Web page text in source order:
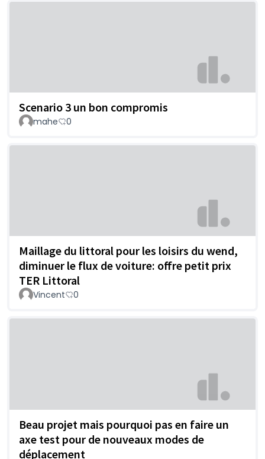
Scenario 3 un bon compromis
mahe 0
Maillage du littoral pour les loisirs du wend,
diminuer le flux de voiture: offre petit prix
TER Littoral
Vincent 0
Beau projet mais pourquoi pas en faire un
axe test pour de nouveaux modes de
déplacement